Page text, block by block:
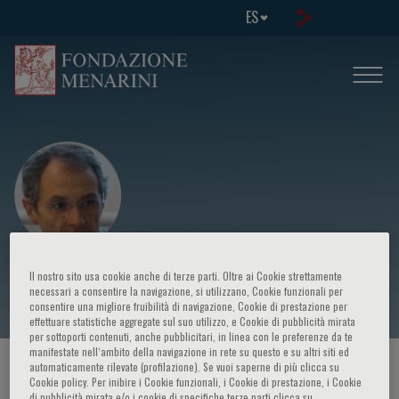
ES
Marco Mazzanti
HOME PAGE / CURSOS Y EVENTOS / ORADOR
Il nostro sito usa cookie anche di terze parti. Oltre ai Cookie strettamente
necessari a consentire la navigazione, si utilizzano, Cookie funzionali per
consentire una migliore fruibilità di navigazione, Cookie di prestazione per
effettuare statistiche aggregate sul suo utilizzo, e Cookie di pubblicità mirata
per sottoporti contenuti, anche pubblicitari, in linea con le preferenze da te
manifestate nell‘ambito della navigazione in rete su questo e su altri siti ed
automaticamente rilevate (profilazione). Se vuoi saperne di più clicca su
Cookie policy. Per inibire i Cookie funzionali, i Cookie di prestazione, i Cookie